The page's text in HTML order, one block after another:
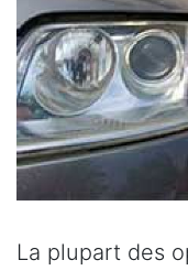
La plupart des